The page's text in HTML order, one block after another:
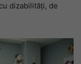
dizabilități, de